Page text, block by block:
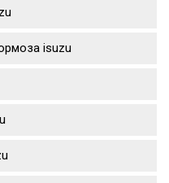
isuzu